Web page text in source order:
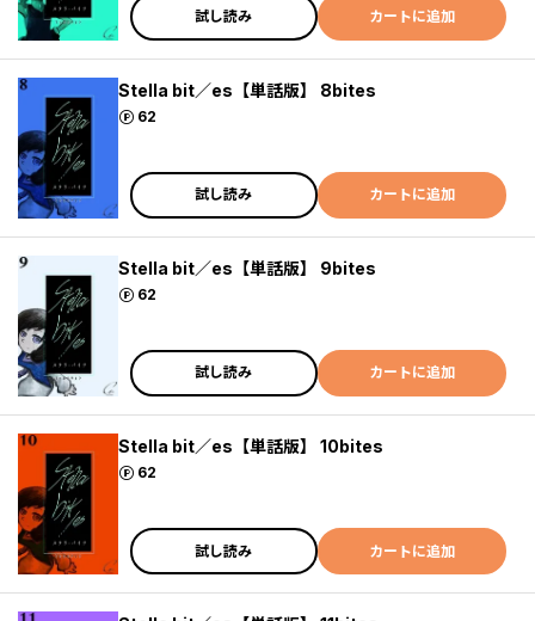
試し読み カートに追加
Stella bit／es【単話版】 8bites
62
ポイント
試し読み カートに追加
Stella bit／es【単話版】 9bites
62
ポイント
試し読み カートに追加
Stella bit／es【単話版】 10bites
62
ポイント
試し読み カートに追加